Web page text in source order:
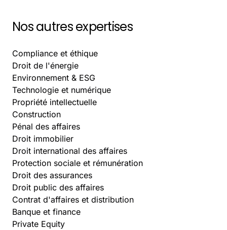
Nos autres expertises
Compliance et éthique
Droit de l'énergie
Environnement & ESG
Technologie et numérique
Propriété intellectuelle
Construction
Pénal des affaires
Droit immobilier
Droit international des affaires
Protection sociale et rémunération
Droit des assurances
Droit public des affaires
Contrat d'affaires et distribution
Banque et finance
Private Equity